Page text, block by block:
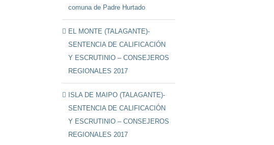
comuna de Padre Hurtado
EL MONTE (TALAGANTE)-
SENTENCIA DE CALIFICACIÓN
Y ESCRUTINIO – CONSEJEROS
REGIONALES 2017
ISLA DE MAIPO (TALAGANTE)-
SENTENCIA DE CALIFICACIÓN
Y ESCRUTINIO – CONSEJEROS
REGIONALES 2017